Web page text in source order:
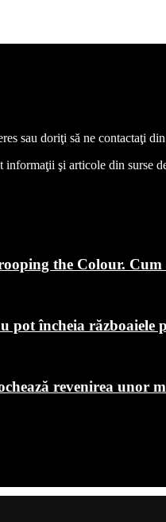
sau doriţi să ne contactaţi
şi articole din
the Colour.
pot încheia războaiele
revenirea unor